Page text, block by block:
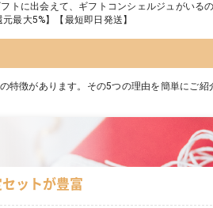
トに出会えて、ギフトコンシェルジュがいる
最大5%】【最短即日発送】
特徴があります。その5つの理由を簡単にご紹
ットが豊富